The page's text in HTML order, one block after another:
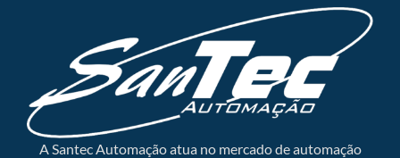
A Santec Automação atua no mercado de automação